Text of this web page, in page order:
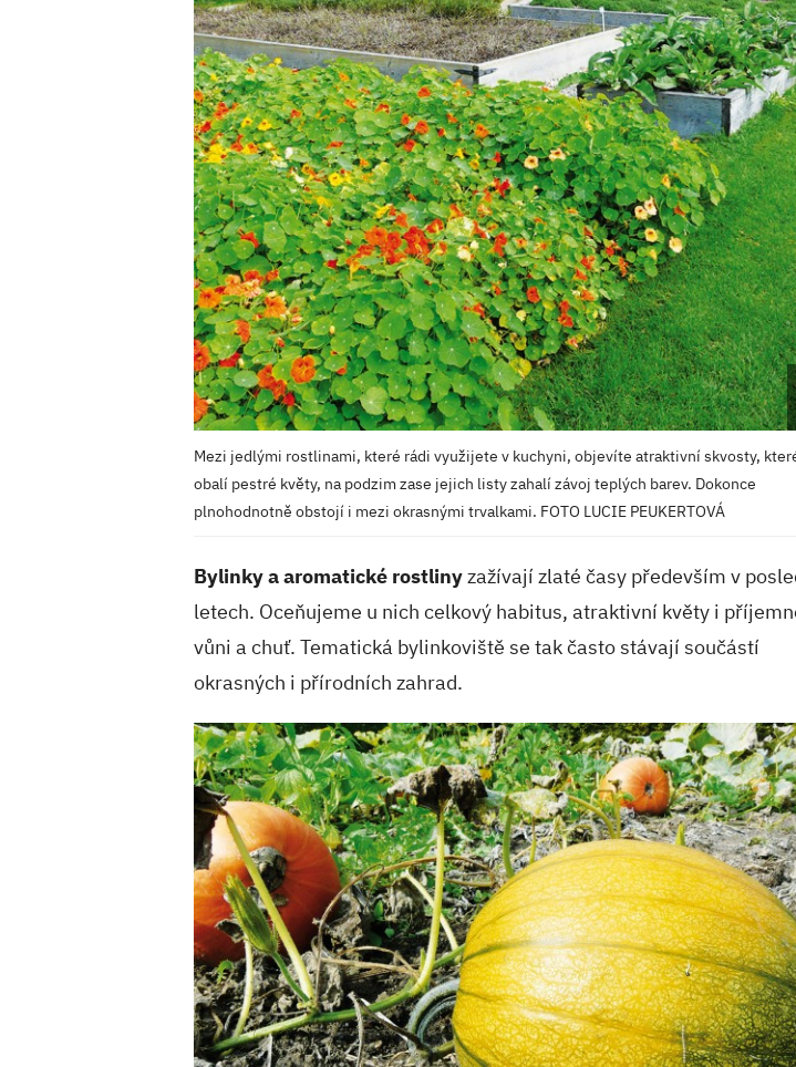
Mezi jedlými rostlinami, které rádi využijete v kuchyni, objevíte atraktivní skvosty,
obalí pestré květy, na podzim zase jejich listy zahalí závoj teplých barev. Dokonce
plnohodnotně obstojí i mezi okrasnými trvalkami. FOTO LUCIE PEUKERTOVÁ
Bylinky a aromatické rostlinyzažívají zlaté časy především v
letech. Oceňujeme u nich celkový habitus, atraktivní květy i
vůni a chuť. Tematická bylinkoviště se tak často stávají součástí
okrasných i přírodních zahrad.